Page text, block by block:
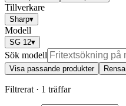
Tillverkare
Sharp▾
Modell
SG 12▾
Sök modell
Visa passande produkter Rensa
Filtrerat · 1 träffar